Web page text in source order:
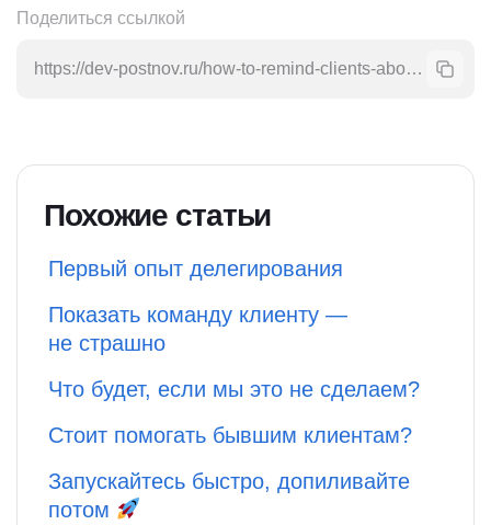
Поделиться ссылкой
https://dev-postnov.ru/how-to-remind-clients-about-yourself/
Похожие статьи
Первый опыт делегирования
Показать команду клиенту —
не страшно
Что будет, если мы это не сделаем?
Стоит помогать бывшим клиентам?
Запускайтесь быстро, допиливайте
потом